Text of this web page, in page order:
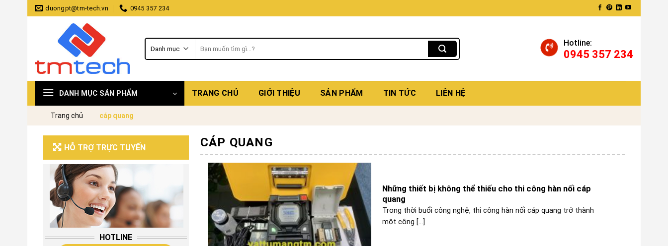
Skip
to
duongpt@tm-tech.vn 0945 357 234
kiếm:
Hotline:
0945 357 234
DANH MỤC SẢN PHẨM TRANG CHỦ GIỚI THIỆU SẢN PHẨM TIN TỨC LIÊN HỆ
Trang chủ cáp quang
HỖ TRỢ TRỰC TUYẾN
HOTLINE
CÁP QUANG
Những thiết bị không thể thiếu cho thi công hàn nối cáp
quang
Trong thời buổi công nghệ, thi công hàn nối cáp quang trở thành
một công [...]